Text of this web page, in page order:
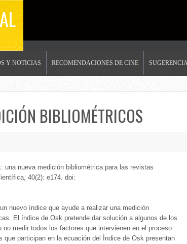
Y NOTICIAS RECOMENDACIONES DE CINE
BIBLIOMÉTRICOS
una nueva medición bibliométrica para las revistas
40(2): e174. doi:
nuevo índice que ayude a realizar una medición
El índice de Osk pretende dar solución a algunos de los
medir todos los factores que intervienen en el proceso
participan en la ecuación del Índice de Osk presentan